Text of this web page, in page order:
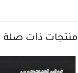
منتجات ذات صلة